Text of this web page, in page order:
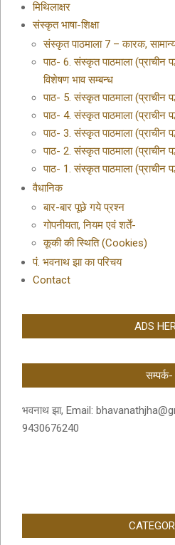
मिथिलाक्षर
संस्कृत भाषा-शिक्षा
संस्कृत पाठमाला 7 – कारक,
पाठ- 6. संस्कृत पाठमाला (प्राचीन
विशेषण भाव सम्बन्ध
पाठ- 5. संस्कृत पाठमाला (प्राचीन
पाठ- 4. संस्कृत पाठमाला (प्राचीन
पाठ- 3. संस्कृत पाठमाला (प्राचीन
पाठ- 2. संस्कृत पाठमाला (प्राचीन
पाठ- 1. संस्कृत पाठमाला (प्राचीन
वैधानिक
बार-बार पूछे गये प्रश्न
गोपनीयता, नियम एवं शर्तें-
कूकी की स्थिति (Cookies)
पं. भवनाथ झा का परिचय
Contact
ADS
सम्पर्क-
भवनाथ झा, Email:
9430676240